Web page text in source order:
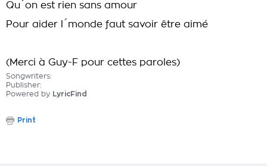
Qu´on est rien sans amour
Pour aider l´monde faut savoir être aimé
(Merci à Guy-F pour cettes paroles)
Songwriters:
Publisher:
Powered by LyricFind
Print